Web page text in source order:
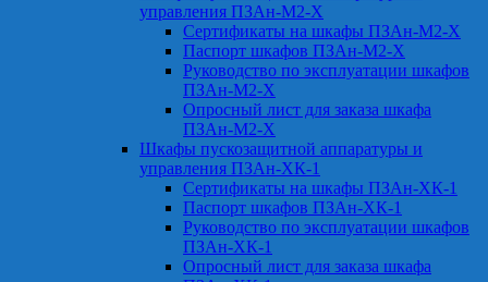
управления ПЗАн-М2-Х
Сертификаты на шкафы ПЗАн-М2-Х
Паспорт шкафов ПЗАн-М2-Х
Руководство по эксплуатации шкафов
ПЗАн-М2-Х
Опросный лист для заказа шкафа
ПЗАн-М2-Х
Шкафы пускозащитной аппаратуры и
управления ПЗАн-ХК-1
Сертификаты на шкафы ПЗАн-ХК-1
Паспорт шкафов ПЗАн-ХК-1
Руководство по эксплуатации шкафов
ПЗАн-ХК-1
Опросный лист для заказа шкафа